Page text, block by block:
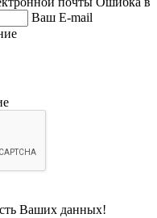
Ваш E-mail
Ваших данных!